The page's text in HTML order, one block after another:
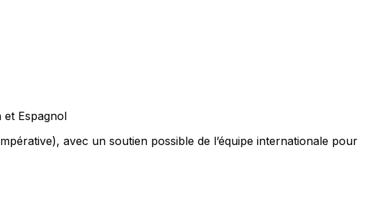
et Espagnol
avec un soutien possible de l’équipe internationale pour